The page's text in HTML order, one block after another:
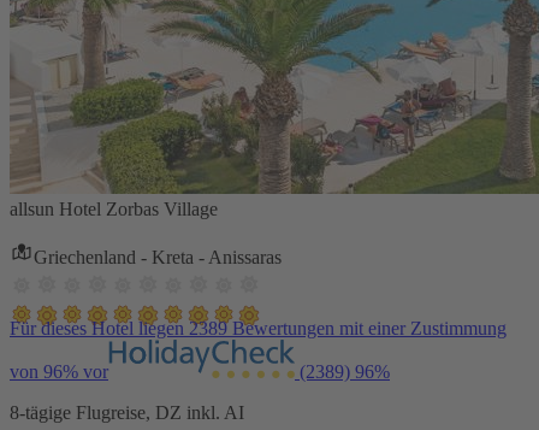
allsun Hotel Zorbas Village
Griechenland - Kreta - Anissaras
Für dieses Hotel liegen 2389 Bewertungen mit einer Zustimmung
von 96% vor (2389) 96%
8-tägige Flugreise, DZ inkl. AI